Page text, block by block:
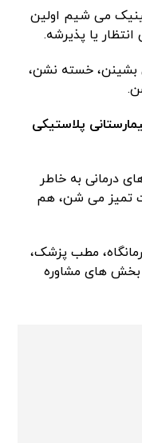
می شیم اولین
یا پذیرشه.
بشینن، خسته‌ نشن،
پلاستیکی
درمانی به خاطر
تمیز می شن، هم
مطب پزشک،
بخش های مشاوره